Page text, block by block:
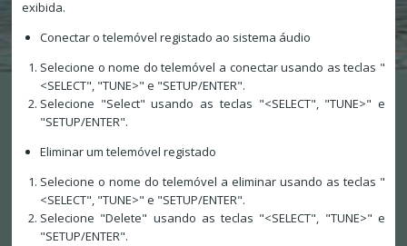
exibida.
Conectar o telemóvel registado ao sistema áudio
Selecione o nome do telemóvel a conectar usando as teclas "
<SELECT", "TUNE>" e "SETUP/ENTER".
Selecione "Select" usando as teclas "<SELECT", "TUNE>" e
"SETUP/ENTER".
Eliminar um telemóvel registado
Selecione o nome do telemóvel a eliminar usando as teclas "
<SELECT", "TUNE>" e "SETUP/ENTER".
Selecione "Delete" usando as teclas "<SELECT", "TUNE>" e
"SETUP/ENTER".